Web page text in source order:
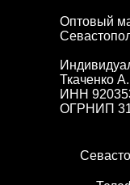
Оптовый
Ткаченко
ИНН
ОГРНИП